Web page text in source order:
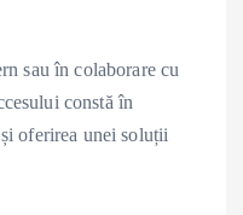
sau în colaborare cu
constă în
oferirea unei soluții